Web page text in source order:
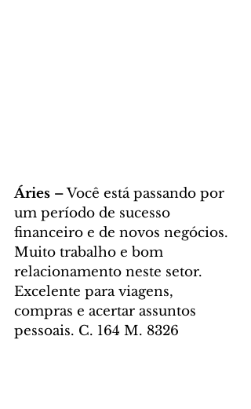
Áries – Você está passando por
um período de sucesso
financeiro e de novos negócios.
Muito trabalho e bom
relacionamento neste setor.
Excelente para viagens,
compras e acertar assuntos
pessoais. C. 164 M. 8326